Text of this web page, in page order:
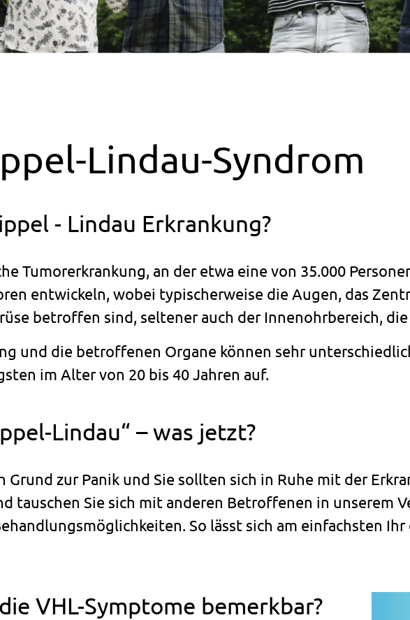
Lindau-Syndrom
- Lindau Erkrankung?
Tumorerkrankung, an der etwa eine von 35.000
entwickeln, wobei typischerweise die Augen, das
betroffen sind, seltener auch der Innenohrbereich,
und die betroffenen Organe können sehr
im Alter von 20 bis 40 Jahren auf.
Lindau“ – was jetzt?
Grund zur Panik und Sie sollten sich in Ruhe mit der
tauschen Sie sich mit anderen Betroffenen in unserem
So lässt sich am einfachsten
VHL-Symptome bemerkbar?